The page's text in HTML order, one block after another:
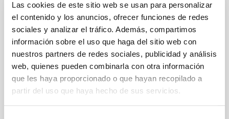
Las cookies de este sitio web se usan para personalizar
el contenido y los anuncios, ofrecer funciones de redes
sociales y analizar el tráfico. Además, compartimos
información sobre el uso que haga del sitio web con
nuestros partners de redes sociales, publicidad y análisis
web, quienes pueden combinarla con otra información
que les haya proporcionado o que hayan recopilado a
partir del uso que haya hecho de sus servicios.
08
AUG 26
11
AUG 26
ASTRONOMICAL EVENT